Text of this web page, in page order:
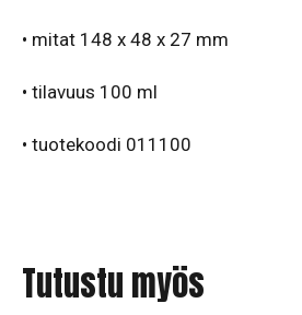
• mitat 148 x 48 x 27 mm
• tilavuus 100 ml
• tuotekoodi 011100
Tutustu myös